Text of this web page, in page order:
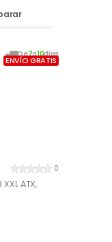
De7a10días
ENVÍO GRATIS
0
ATX,